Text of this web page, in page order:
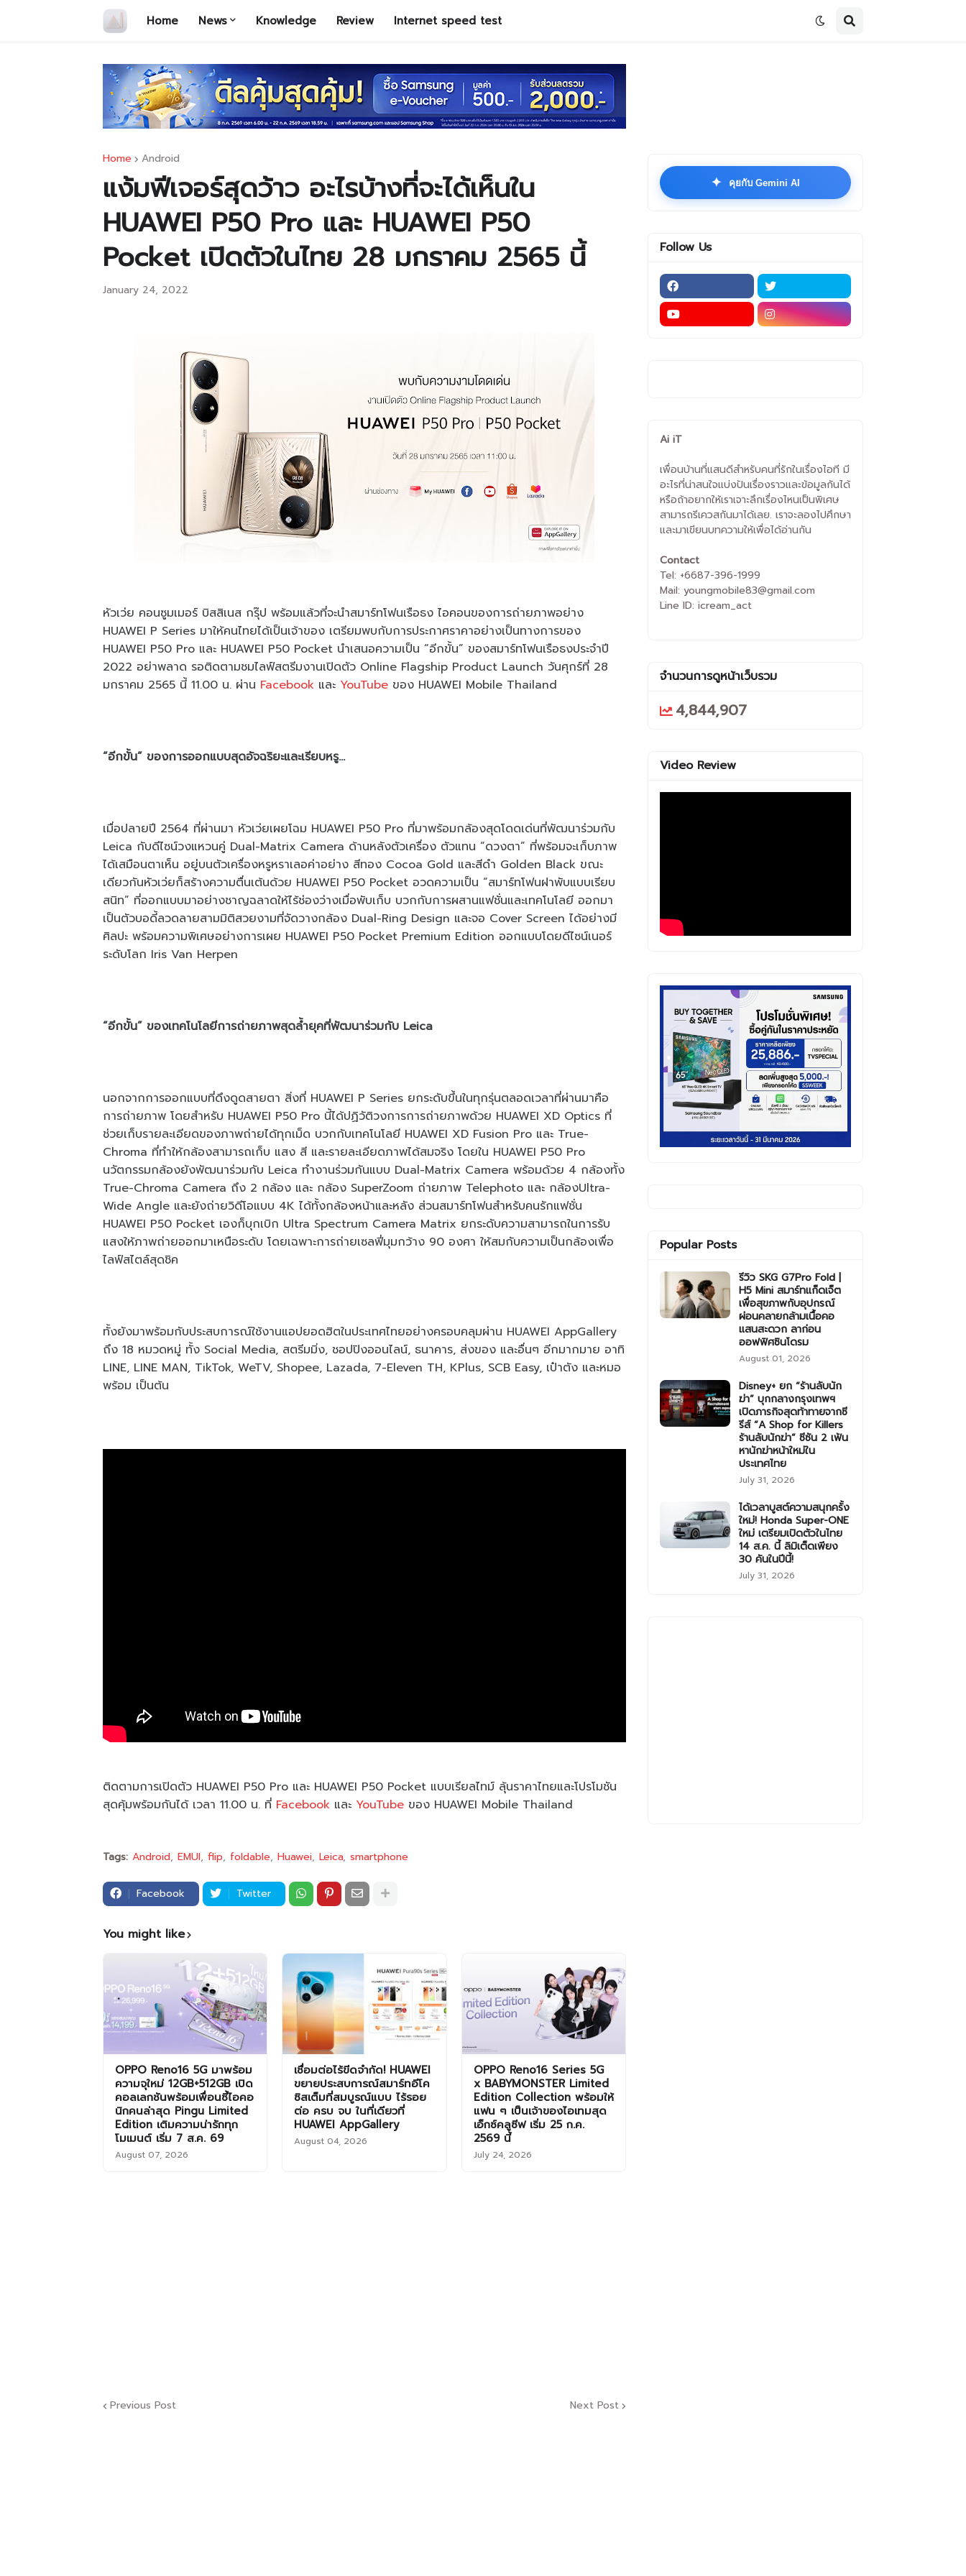
Home News Knowledge Review Internet speed test
Home Android
แง้มฟีเจอร์สุดว้าว อะไรบ้างที่จะได้เห็นใน
HUAWEI P50 Pro และ HUAWEI P50
Pocket เปิดตัวในไทย 28 มกราคม 2565 นี้
January 24, 2022
หัวเว่ย คอนซูมเมอร์ บิสสิเนส กรุ๊ป พร้อมแล้วที่จะนำสมาร์ทโฟนเรือธง ไอคอนของการถ่ายภาพอย่าง
HUAWEI P Series มาให้คนไทยได้เป็นเจ้าของ เตรียมพบกับการประกาศราคาอย่างเป็นทางการของ
HUAWEI P50 Pro และ HUAWEI P50 Pocket นำเสนอความเป็น “อีกขั้น” ของสมาร์ทโฟนเรือธงประจำปี
2022 อย่าพลาด รอติดตามชมไลฟ์สตรีมงานเปิดตัว Online Flagship Product Launch วันศุกร์ที่ 28
มกราคม 2565 นี้ 11.00 น. ผ่าน Facebook และ YouTube ของ HUAWEI Mobile Thailand
“อีกขั้น” ของการออกแบบสุดอัจฉริยะและเรียบหรู...
เมื่อปลายปี 2564 ที่ผ่านมา หัวเว่ยเผยโฉม HUAWEI P50 Pro ที่มาพร้อมกล้องสุดโดดเด่นที่พัฒนาร่วมกับ
Leica กับดีไซน์วงแหวนคู่ Dual-Matrix Camera ด้านหลังตัวเครื่อง ตัวแทน “ดวงตา” ที่พร้อมจะเก็บภาพ
ได้เสมือนตาเห็น อยู่บนตัวเครื่องหรูหราเลอค่าอย่าง สีทอง Cocoa Gold และสีดำ Golden Black ขณะ
เดียวกันหัวเว่ยก็สร้างความตื่นเต้นด้วย HUAWEI P50 Pocket อวดความเป็น “สมาร์ทโฟนฝาพับแบบเรียบ
สนิท” ที่ออกแบบมาอย่างชาญฉลาดให้ไร้ช่องว่างเมื่อพับเก็บ บวกกับการผสานแฟชั่นและเทคโนโลยี ออกมา
เป็นตัวบอดี้ลวดลายสามมิติสวยงามที่จัดวางกล้อง Dual-Ring Design และจอ Cover Screen ได้อย่างมี
ศิลปะ พร้อมความพิเศษอย่างการเผย HUAWEI P50 Pocket Premium Edition ออกแบบโดยดีไซน์เนอร์
ระดับโลก Iris Van Herpen
“อีกขั้น” ของเทคโนโลยีการถ่ายภาพสุดล้ำยุคที่พัฒนาร่วมกับ Leica
นอกจากการออกแบบที่ดึงดูดสายตา สิ่งที่ HUAWEI P Series ยกระดับขึ้นในทุกรุ่นตลอดเวลาที่ผ่านมาคือ
การถ่ายภาพ โดยสำหรับ HUAWEI P50 Pro นี้ได้ปฏิวัติวงการการถ่ายภาพด้วย HUAWEI XD Optics ที่
ช่วยเก็บรายละเอียดของภาพถ่ายได้ทุกเม็ด บวกกับเทคโนโลยี HUAWEI XD Fusion Pro และ True-
Chroma ที่ทำให้กล้องสามารถเก็บ แสง สี และรายละเอียดภาพได้สมจริง โดยใน HUAWEI P50 Pro
นวัตกรรมกล้องยังพัฒนาร่วมกับ Leica ทำงานร่วมกันแบบ Dual-Matrix Camera พร้อมด้วย 4 กล้องทั้ง
True-Chroma Camera ถึง 2 กล้อง และ กล้อง SuperZoom ถ่ายภาพ Telephoto และ กล้องUltra-
Wide Angle และยังถ่ายวิดีโอแบบ 4K ได้ทั้งกล้องหน้าและหลัง ส่วนสมาร์ทโฟนสำหรับคนรักแฟชั่น
HUAWEI P50 Pocket เองก็บุกเบิก Ultra Spectrum Camera Matrix ยกระดับความสามารถในการรับ
แสงให้ภาพถ่ายออกมาเหนือระดับ โดยเฉพาะการถ่ายเซลฟี่มุมกว้าง 90 องศา ให้สมกับความเป็นกล้องเพื่อ
ไลฟ์สไตล์สุดชิค
ทั้งยังมาพร้อมกับประสบการณ์ใช้งานแอปยอดฮิตในประเทศไทยอย่างครอบคลุมผ่าน HUAWEI AppGallery
ถึง 18 หมวดหมู่ ทั้ง Social Media, สตรีมมิ่ง, ชอปปิงออนไลน์, ธนาคาร, ส่งของ และอื่นๆ อีกมากมาย อาทิ
LINE, LINE MAN, TikTok, WeTV, Shopee, Lazada, 7-Eleven TH, KPlus, SCB Easy, เป๋าตัง และหมอ
พร้อม เป็นต้น
ติดตามการเปิดตัว HUAWEI P50 Pro และ HUAWEI P50 Pocket แบบเรียลไทม์ ลุ้นราคาไทยและโปรโมชัน
สุดคุ้มพร้อมกันได้ เวลา 11.00 น. ที่ Facebook และ YouTube ของ HUAWEI Mobile Thailand
Tags: Android EMUI flip foldable Huawei Leica smartphone
Facebook Twitter
You might like
OPPO Reno16 5G มาพร้อม
ความจุใหม่ 12GB+512GB เปิด
คอลเลกชันพร้อมเพื่อนซี้ไอคอ
นิกคนล่าสุด Pingu Limited
Edition เติมความน่ารักทุก
โมเมนต์ เริ่ม 7 ส.ค. 69
August 07, 2026
เชื่อมต่อไร้ขีดจำกัด! HUAWEI
ขยายประสบการณ์สมาร์ทอีโค
ซิสเต็มที่สมบูรณ์แบบ ไร้รอย
ต่อ ครบ จบ ในที่เดียวที่
HUAWEI AppGallery
August 04, 2026
OPPO Reno16 Series 5G
x BABYMONSTER Limited
Edition Collection พร้อมให้
แฟน ๆ เป็นเจ้าของไอเทมสุด
เอ็กซ์คลูซีฟ เริ่ม 25 ก.ค.
2569 นี้
July 24, 2026
Previous Post Next Post
✦ คุยกับ Gemini AI
Follow Us
Ai iT
เพื่อนบ้านที่แสนดีสำหรับคนที่รักในเรื่องไอที มี
อะไรที่น่าสนใจแบ่งปันเรื่องราวและข้อมูลกันได้
หรือถ้าอยากให้เราเจาะลึกเรื่องไหนเป็นพิเศษ
สามารถรีเควสกันมาได้เลย. เราจะลองไปศึกษา
และมาเขียนบทความให้เพื่อได้อ่านกัน
Contact
Tel: +6687-396-1999
Mail: youngmobile83@gmail.com
Line ID: icream_act
จำนวนการดูหน้าเว็บรวม
4,844,907
Video Review
Popular Posts
รีวิว SKG G7Pro Fold |
H5 Mini สมาร์ทแก็ดเจ็ต
เพื่อสุขภาพกับอุปกรณ์
ผ่อนคลายกล้ามเนื้อคอ
แสนสะดวก ลาก่อน
ออฟฟิศซินโดรม
August 01, 2026
Disney+ ยก “ร้านลับนัก
ฆ่า” บุกกลางกรุงเทพฯ
เปิดภารกิจสุดท้าทายจากซี
รีส์ “A Shop for Killers
ร้านลับนักฆ่า” ซีซัน 2 เฟ้น
หานักฆ่าหน้าใหม่ใน
ประเทศไทย
July 31, 2026
ได้เวลาบูสต์ความสนุกครั้ง
ใหม่! Honda Super-ONE
ใหม่ เตรียมเปิดตัวในไทย
14 ส.ค. นี้ ลิมิเต็ดเพียง
30 คันในปีนี้!
July 31, 2026